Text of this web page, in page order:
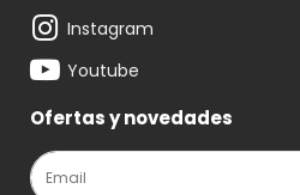
Instagram
Youtube
Ofertas y novedades